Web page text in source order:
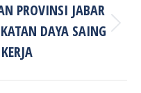
PROVINSI JABAR
DAYA SAING